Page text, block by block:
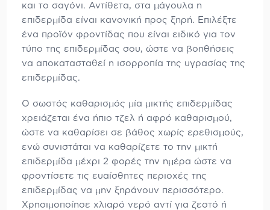
και το σαγόνι. Αντίθετα, στα μάγουλα η
επιδερμίδα είναι κανονική προς ξηρή. Επιλέξτε
ένα προϊόν φροντίδας που είναι ειδικό για τον
τύπο της επιδερμίδας σου, ώστε να βοηθήσεις
να αποκατασταθεί η ισορροπία της υγρασίας της
επιδερμίδας.
Ο σωστός καθαρισμός μία μικτής επιδερμίδας
χρειάζεται ένα ήπιο τζελ ή αφρό καθαρισμού,
ώστε να καθαρίσει σε βάθος χωρίς ερεθισμούς,
ενώ συνιστάται να καθαρίζετε το την μικτή
επιδερμίδα μέχρι 2 φορές την ημέρα ώστε να
φροντίσετε τις ευαίσθητες περιοχές της
επιδερμίδας να μην ξηράνουν περισσότερο.
Χρησιμοποίησε χλιαρό νερό αντί για ζεστό ή